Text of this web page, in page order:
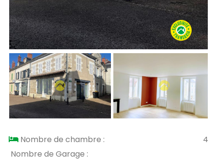
Nombre de chambre :
4
Nombre de Garage :